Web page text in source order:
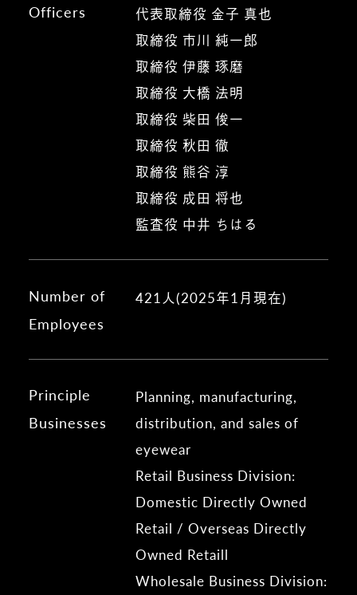
Officers
代表取締役 金子 真也
取締役 市川 純一郎
取締役 伊藤 琢磨
取締役 大橋 法明
取締役 柴田 俊一
取締役 秋田 徹
取締役 熊谷 淳
取締役 成田 将也
監査役 中井 ちはる
Number of
Employees
421人(2025年1月現在)
Principle
Businesses
Planning, manufacturing,
distribution, and sales of
eyewear
Retail Business Division:
Domestic Directly Owned
Retail / Overseas Directly
Owned Retaill
Wholesale Business Division: